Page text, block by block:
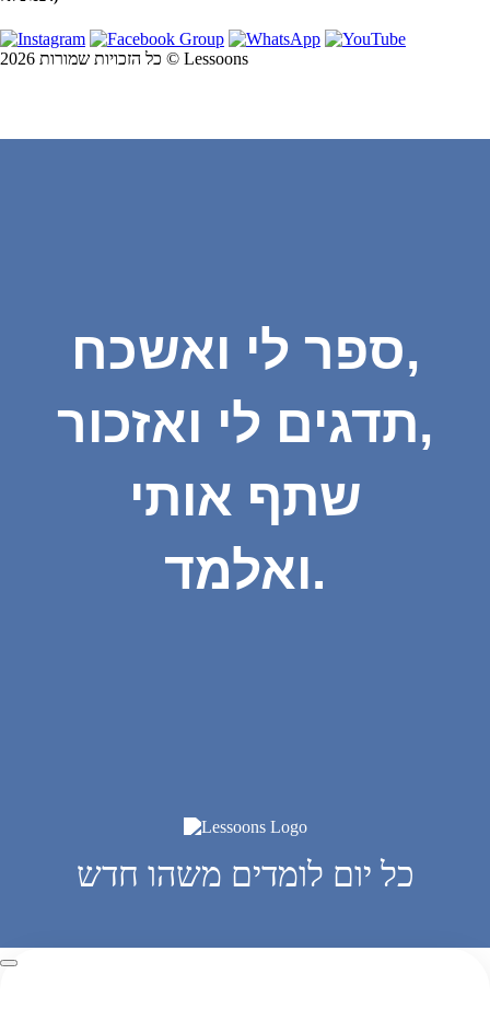
כל הזכויות שמורות 2026 © Lessoons
ספר לי ואשכח,
תדגים לי ואזכור,
שתף אותי
ואלמד.
כל יום לומדים משהו חדש